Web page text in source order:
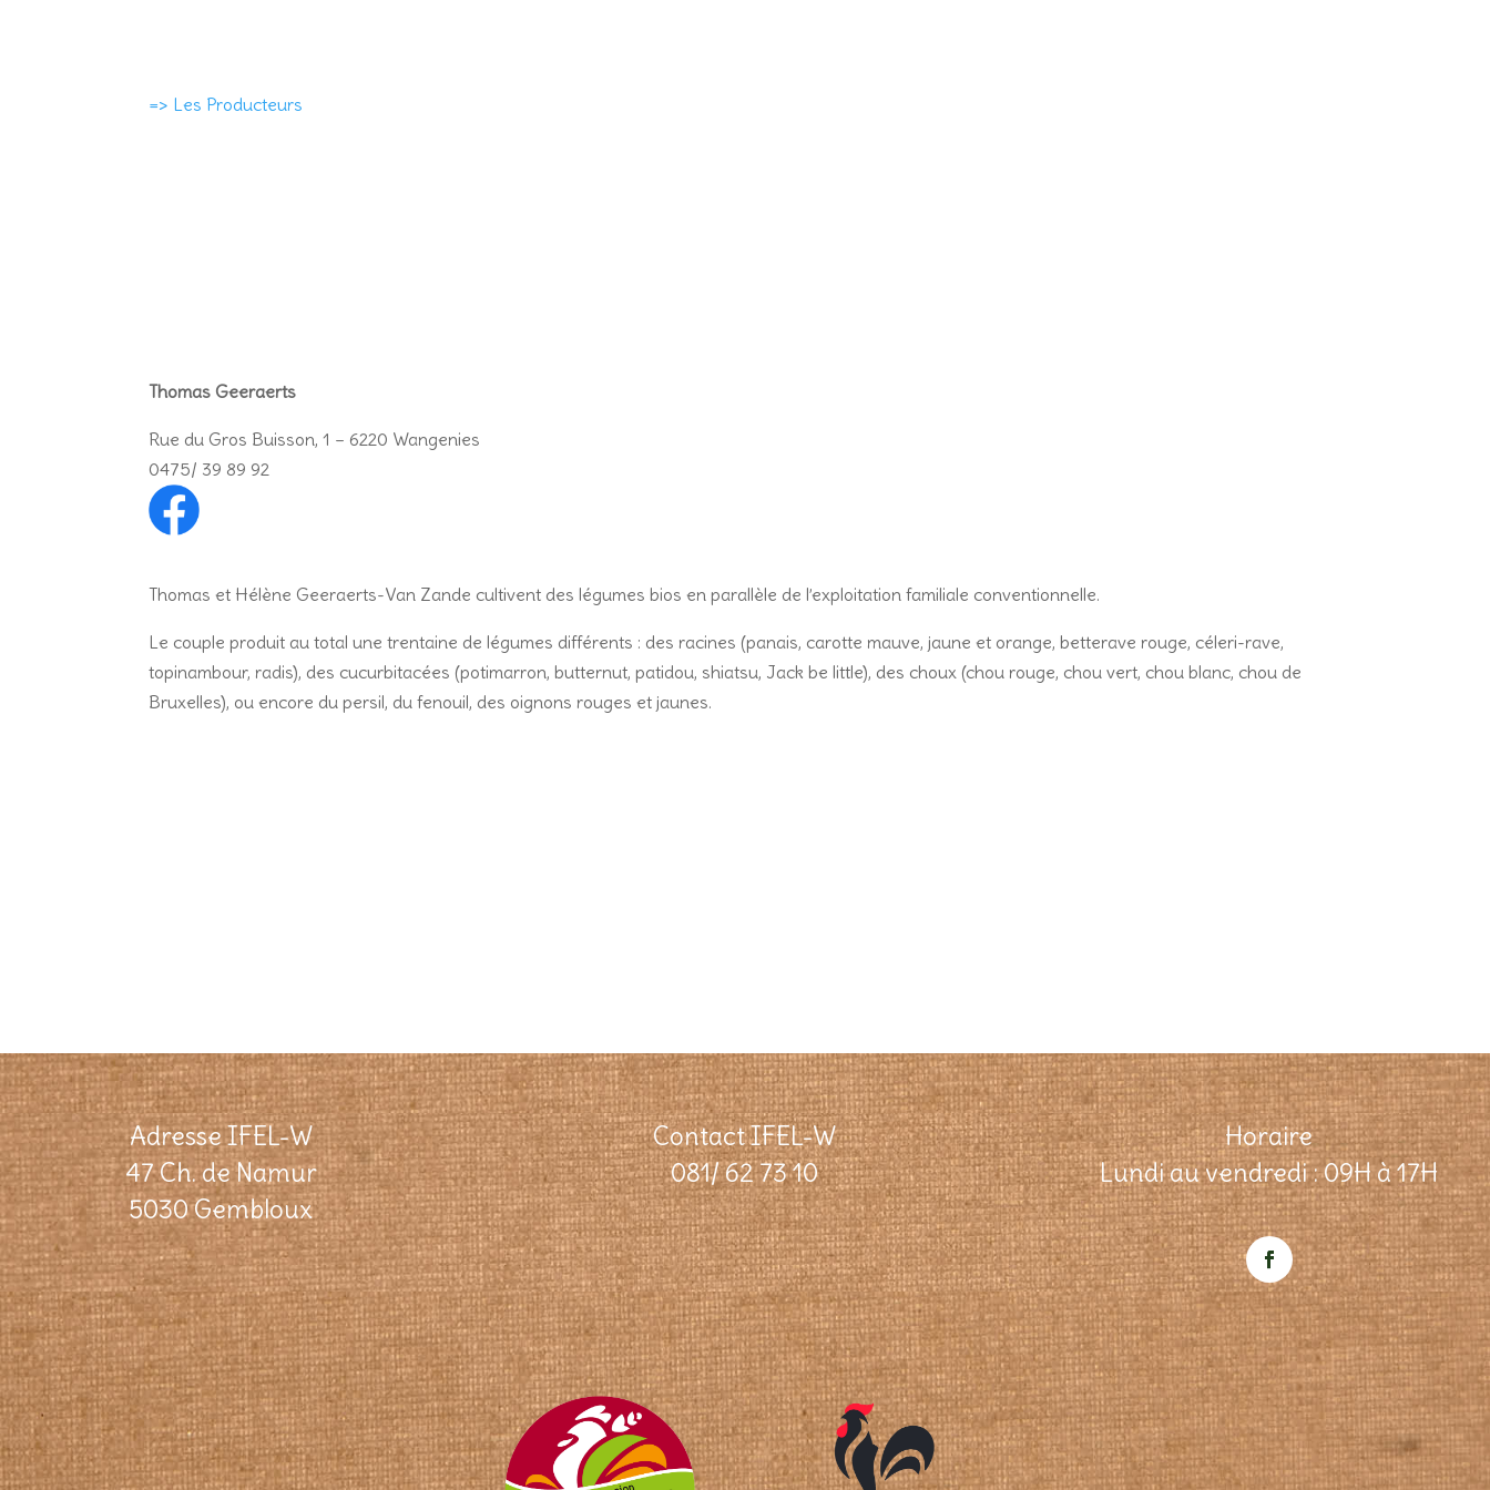
=> Les Producteurs
Thomas Geeraerts
Rue du Gros Buisson, 1 – 6220 Wangenies
0475/ 39 89 92
Thomas et Hélène Geeraerts-Van Zande cultivent des légumes bios en parallèle de l’exploitation familiale conventionnelle.
Le couple produit au total une trentaine de légumes différents : des racines (panais, carotte mauve, jaune et orange, betterave rouge, céleri-rave,
topinambour, radis), des cucurbitacées (potimarron, butternut, patidou, shiatsu, Jack be little), des choux (chou rouge, chou vert, chou blanc, chou de
Bruxelles), ou encore du persil, du fenouil, des oignons rouges et jaunes.
Adresse IFEL-W
47 Ch. de Namur
5030 Gembloux
Contact IFEL-W
081/ 62 73 10
Horaire
Lundi au vendredi : 09H à 17H